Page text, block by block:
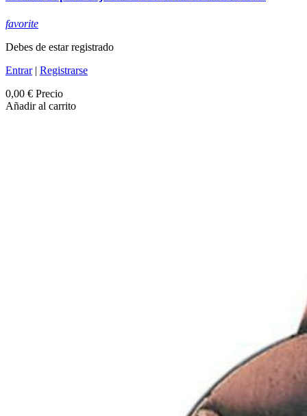
favorite
Debes de estar registrado
Entrar| Registrarse
0,00 € Precio
Añadir al carrito